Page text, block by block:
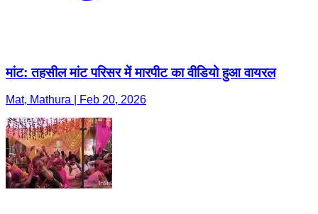
मांट: तहसील मांट परिसर में मारपीट का वीडियो हुआ वायरल
Mat, Mathura | Feb 20, 2026